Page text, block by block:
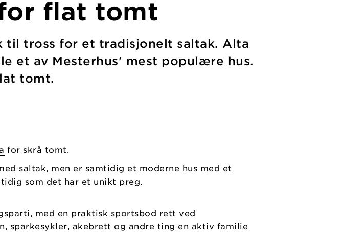
flat tomt
til tross for et tradisjonelt saltak. Alta
et av Mesterhus' mest populære hus.
tomt.
for skrå tomt.
saltak, men er samtidig et moderne hus med et
som det har et unikt preg.
med en praktisk sportsbod rett ved
sparkesykler, akebrett og andre ting en aktiv familie